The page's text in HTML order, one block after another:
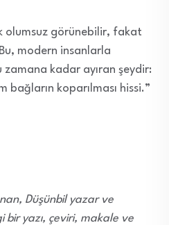
olumsuz görünebilir, fakat
modern insanlarla
zamana kadar ayıran şeydir:
koparılması hissi.”
Düşünbil yazar ve
bir yazı, çeviri, makale ve